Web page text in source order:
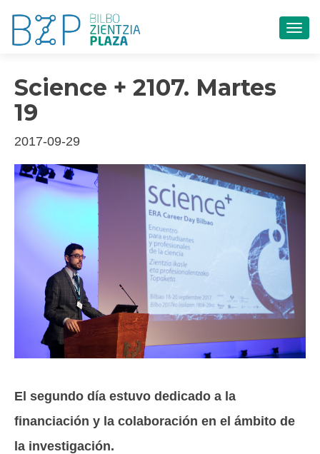
Science + 2107. Martes
19
2017-09-29
El segundo día estuvo dedicado a la
financiación y la colaboración en el ámbito de
la investigación.